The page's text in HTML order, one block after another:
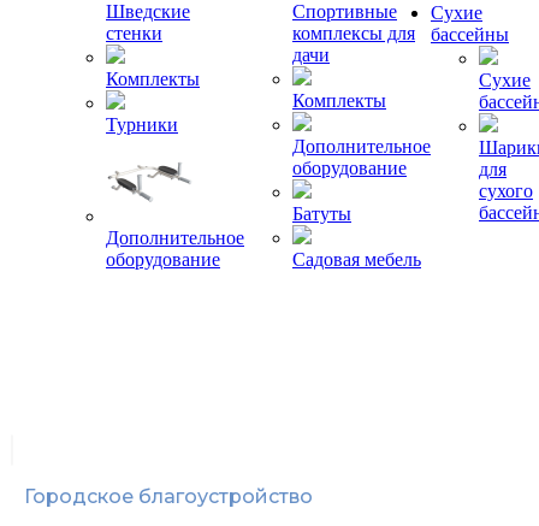
Шведские
стенки
Комплекты
Турники
Дополнительное
оборудование
Спортивные
комплексы для
дачи
Комплекты
Дополнительное
оборудование
Батуты
Садовая мебель
Сухие
бассейны
Сухие
для
сухого
Городское благоустройство